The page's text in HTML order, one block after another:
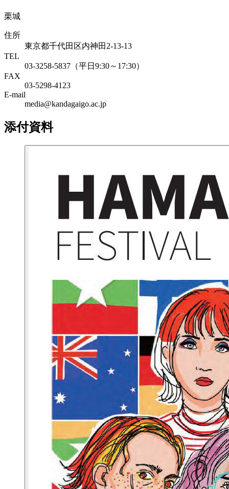
栗城
住所
東京都千代田区内神田2-13-13
TEL
03-3258-5837（平日9:30～17:30）
FAX
03-5298-4123
E-mail
media@kandagaigo.ac.jp
添付資料